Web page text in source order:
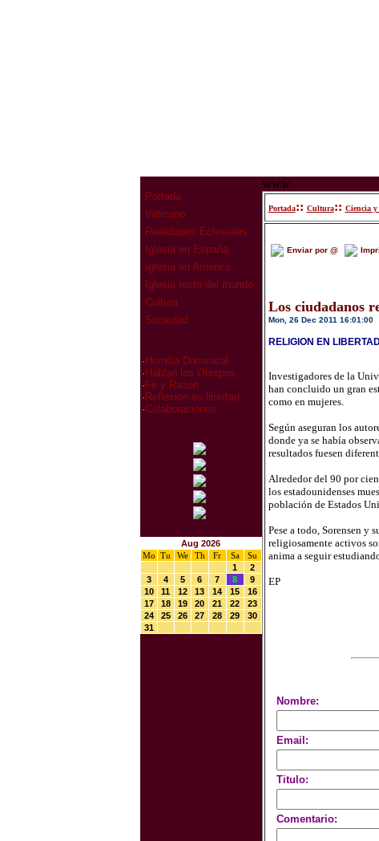
Portada
Vaticano
Realidades Eclesiales
Iglesia en España
Iglesia en América
Iglesia resto del mundo
Cultura
Sociedad
· Homilia Dominical
· Hablan los Obispos
· Fe y Razón
· Reflexion en libertad
·Colaboraciones
Aug 2026
Mo Tu We Th Fr Sa
Su
1
2
3
4 5 6 7 8
9
10
11 12 13 14 15
16
17
18 19 20 21 22
23
24
25 26 27 28 29
30
31
www
Portada:: Cultura:: Ciencia y
Enviar por @
Los ciudadanos
Mon, 26 Dec 2011 16:01:00
RELIGION EN
Investigadores de la
han concluido un gran
como en mujeres.
Según aseguran los
donde ya se había
resultados fuesen
Alrededor del 90 por
los estadounidenses
población de Estados
Pese a todo, Sorensen y
religiosamente activos
anima a seguir
EP
Nombre:
Email:
Titulo:
Comentario: